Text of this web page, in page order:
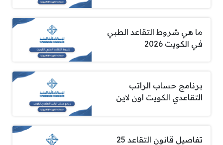
ما هي شروط التقاعد الطبي
في الكويت 2026
برنامج حساب الراتب
التقاعدي الكويت اون لاين
تفاصيل قانون التقاعد 25